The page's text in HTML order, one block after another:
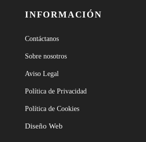
INFORMACIÓN
Contáctanos
Sobre nosotros
Aviso Legal
Política de Privacidad
Política de Cookies
Diseño Web